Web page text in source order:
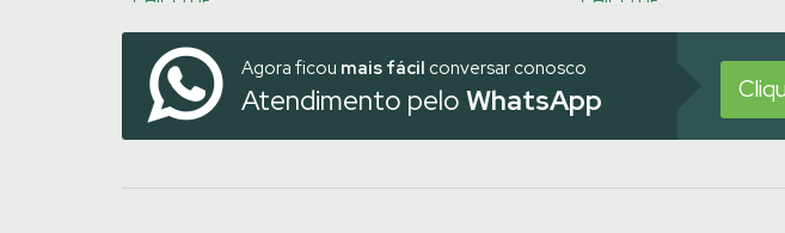
1Suíte(s), 2Vaga(s)
2Suíte(s)
Agora ficou mais fácil conversar conosco
Atendimento pelo WhatsApp